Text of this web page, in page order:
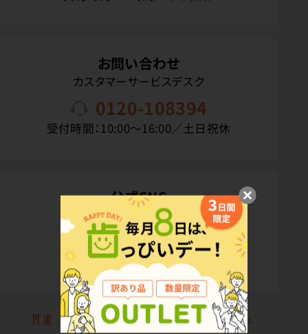
お問い合わせ
カスタマーサービスデスク
0120-108394
受付時間：10:00〜16:00／土日祝休
公式SNS
Copyright(C) P.D.R. Co.,Ltd. All Rights Reserved.